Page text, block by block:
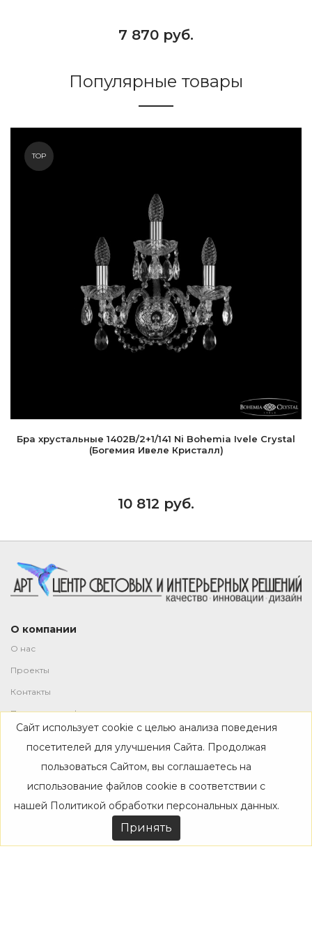
7 870 руб.
Популярные товары
TOP
Бра хрустальные 1402B/2+1/141 Ni Bohemia Ivele Crystal
(Богемия Ивеле Кристалл)
10 812 руб.
О компании
О нас
Проекты
Контакты
Политика конфиденциальности
Магазин
Каталог
Дизайнерам
Акции
Сайт использует cookie с целью анализа поведения
посетителей для улучшения Сайта. Продолжая
пользоваться Сайтом, вы соглашаетесь на
использование файлов cookie в соответствии с
нашей Политикой обработки персональных данных.
Принять